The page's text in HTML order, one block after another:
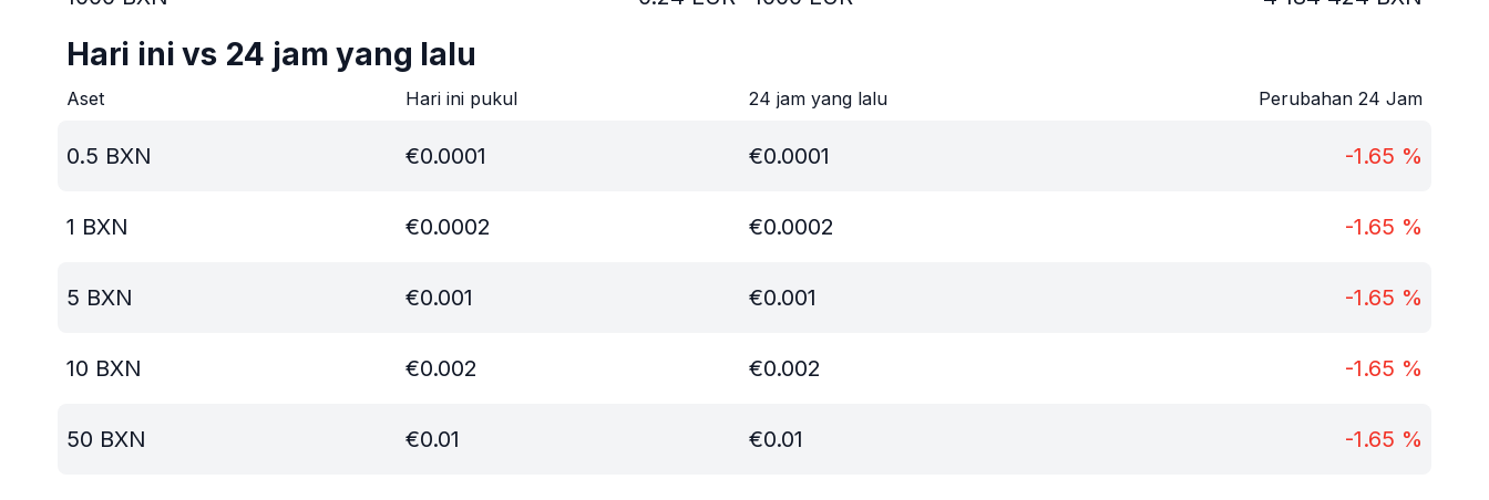
Hari ini vs 24 jam yang lalu
Aset Hari ini pukul 24 jam yang lalu Perubahan 24 Jam
0.5 BXN €0.0001 €0.0001 -1.65 %
1 BXN €0.0002 €0.0002 -1.65 %
5 BXN €0.001 €0.001 -1.65 %
10 BXN €0.002 €0.002 -1.65 %
50 BXN €0.01 €0.01 -1.65 %